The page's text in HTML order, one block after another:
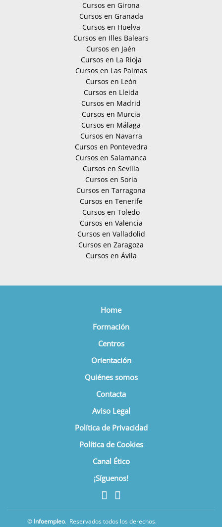
Cursos en Girona
Cursos en Granada
Cursos en Huelva
Cursos en Illes Balears
Cursos en Jaén
Cursos en La Rioja
Cursos en Las Palmas
Cursos en León
Cursos en Lleida
Cursos en Madrid
Cursos en Murcia
Cursos en Málaga
Cursos en Navarra
Cursos en Pontevedra
Cursos en Salamanca
Cursos en Sevilla
Cursos en Soria
Cursos en Tarragona
Cursos en Tenerife
Cursos en Toledo
Cursos en Valencia
Cursos en Valladolid
Cursos en Zaragoza
Cursos en Ávila
Home
Formación
Centros
Orientación
Quiénes somos
Contacta
Aviso Legal
Política de Privacidad
Política de Cookies
Canal Ético
¡Síguenos!
© Infoempleo. Reservados todos los derechos.